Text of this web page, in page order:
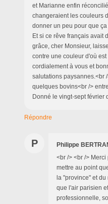
et Marianne enfin
changeraient les couleurs
donner un peu pour que
Et si ce rêve français avait
grâce, cher Monsieur,
contre une couleur d'où
cordialement à vous et
salutations paysannes.<br
quelques bovins<br />
Donné le vingt-sept février
Répondre
P Philippe
<br /> <br />
mettre au point
la "province" et
que l'air parisien
professionnelle,